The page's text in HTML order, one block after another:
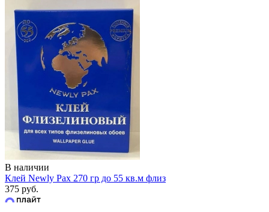
В наличии
Клей Newly Pax 270 гр до 55 кв.м флиз
375 руб.